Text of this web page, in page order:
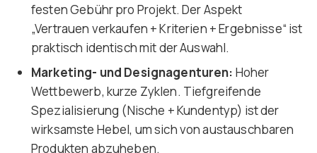
festen Gebühr pro Projekt. Der Aspekt
„Vertrauen verkaufen + Kriterien + Ergebnisse“ ist
praktisch identisch mit der Auswahl.
Marketing- und Designagenturen: Hoher
Wettbewerb, kurze Zyklen. Tiefgreifende
Spezialisierung (Nische + Kundentyp) ist der
wirksamste Hebel, um sich von austauschbaren
Produkten abzuheben.